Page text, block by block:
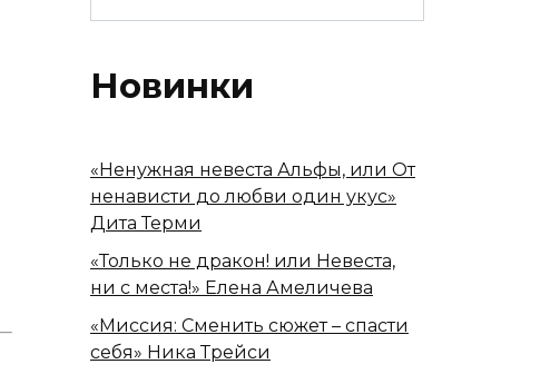
Новинки
«Ненужная невеста Альфы, или От
ненависти до любви один укус»
Дита Терми
«Только не дракон! или Невеста,
ни с места!» Елена Амеличева
«Миссия: Сменить сюжет – спасти
себя» Ника Трейси